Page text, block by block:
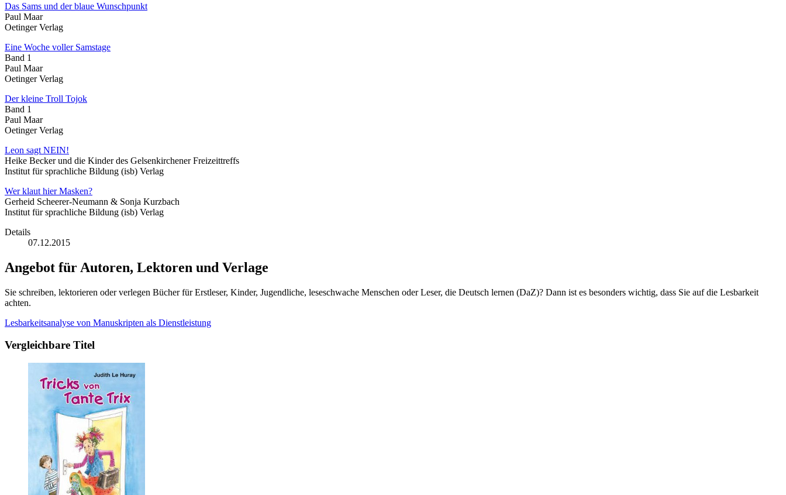
Das Sams und der blaue Wunschpunkt
Paul Maar
Oetinger Verlag
Eine Woche voller Samstage
Band 1
Paul Maar
Oetinger Verlag
Der kleine Troll Tojok
Band 1
Paul Maar
Oetinger Verlag
Leon sagt NEIN!
Heike Becker und die Kinder des Gelsenkirchener Freizeittreffs
Institut für sprachliche Bildung (isb) Verlag
Wer klaut hier Masken?
Gerheid Scheerer-Neumann & Sonja Kurzbach
Institut für sprachliche Bildung (isb) Verlag
Details
07.12.2015
Angebot für Autoren, Lektoren und Verlage
Sie schreiben, lektorieren oder verlegen Bücher für Erstleser, Kinder, Jugendliche, leseschwache Menschen oder Leser, die Deutsch lernen (DaZ)? Dann ist es besonders wichtig, dass Sie auf die Lesbarkeit
achten.
Lesbarkeitsanalyse von Manuskripten als Dienstleistung
Vergleichbare Titel